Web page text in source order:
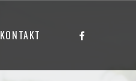
KONTAKT